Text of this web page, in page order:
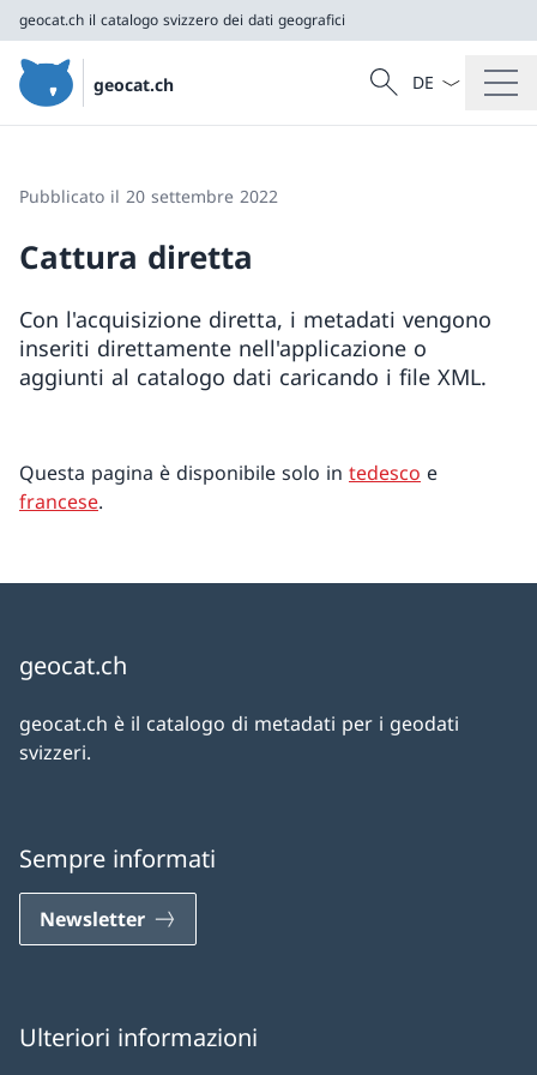
geocat.ch il catalogo svizzero dei dati geografici
geocat.ch
il catalogo svizzero dei dati geografici
Cercare
Ricerca
Dal menu a
Pubblicato il 20 settembre 2022
Cattura diretta
Con l'acquisizione diretta, i metadati vengono
inseriti direttamente nell'applicazione o
aggiunti al catalogo dati caricando i file XML.
Questa pagina è disponibile solo in tedesco e
francese.
geocat.ch
geocat.ch è il catalogo di metadati per i geodati
svizzeri.
Sempre informati
Newsletter
Ulteriori informazioni